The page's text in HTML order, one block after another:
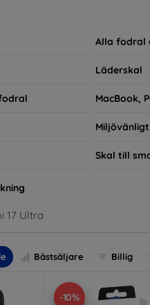
också moderiktiga,
skydda sin investering, vi
Alla fodral
Läderskal
MacBook,
Miljövänligt
Skal till
17 Ultra
Bästsäljare Billig
-10%